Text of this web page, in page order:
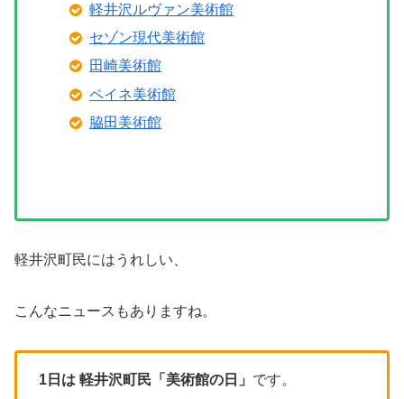
軽井沢ルヴァン美術館
セゾン現代美術館
田崎美術館
ペイネ美術館
脇田美術館
軽井沢町民にはうれしい、
こんなニュースもありますね。
1日は 軽井沢町民「美術館の日」 です。